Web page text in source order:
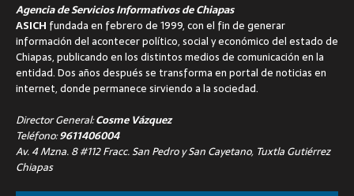
Agencia de Servicios Informativos de Chiapas
ASICH fundada en febrero de 1999, con el fin de generar
información del acontecer político, social y económico del estado de
Chiapas, publicando en los distintos medios de comunicación en la
entidad. Dos años después se transforma en portal de noticias en
internet, donde permanece sirviendo a la sociedad.
Director General:Cosme Vázquez
Teléfono:9611406004
Av. 4 Mzna. 8 #112 Fracc. San Pedro y San Cayetano, Tuxtla Gutiérrez
Chiapas